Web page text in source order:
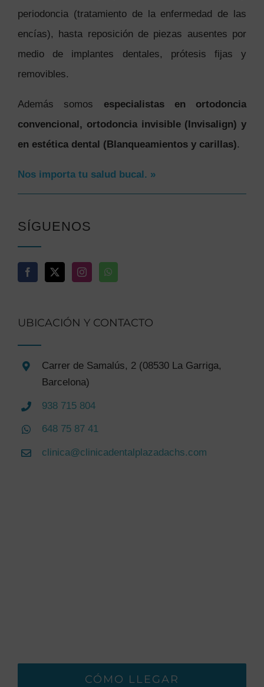
periodoncia (tratamiento de la enfermedad de las
encías), hasta reposición de piezas ausentes por
medio de implantes dentales, prótesis fijas y
removibles.
Además somos especialistas en ortodoncia
convencional, ortodoncia invisible (Invisalign) y
en estética dental (Blanqueamientos y carillas).
Nos importa tu salud bucal. »
SÍGUENOS
UBICACIÓN Y CONTACTO
Carrer de Samalús, 2 (08530 La Garriga,
Barcelona)
938 715 804
648 75 87 41
clinica@clinicadentalplazadachs.com
CÓMO LLEGAR